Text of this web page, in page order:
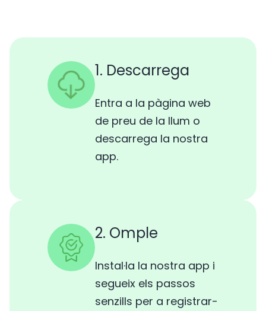
1. Descarrega
Entra a la pàgina web
de preu de la llum o
descarrega la nostra
app.
2. Omple
Instal·la la nostra app i
segueix els passos
senzills per a registrar-